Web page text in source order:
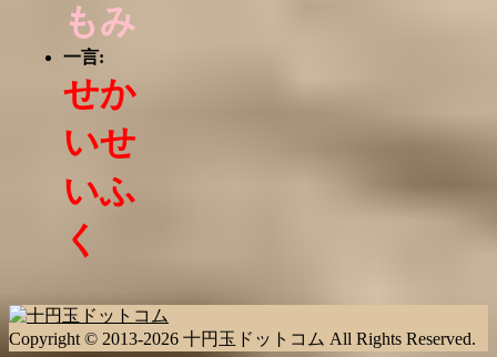
もみ
一言:
せか
いせ
いふ
く
Copyright © 2013-2026 十円玉ドットコム All Rights Reserved.